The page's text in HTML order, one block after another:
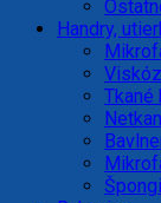
Handry,
Tkané